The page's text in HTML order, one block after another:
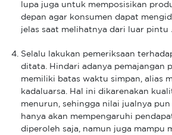
lupa juga untuk memposisikan
depan agar konsumen dapat
jelas saat melihatnya dari luar pintu
Selalu lakukan pemeriksaan
ditata. Hindari adanya pemajangan
memiliki batas waktu simpan, alias
kadaluarsa. Hal ini dikarenakan
menurun, sehingga nilai jualnya
hanya akan mempengaruhi
diperoleh saja, namun juga mampu